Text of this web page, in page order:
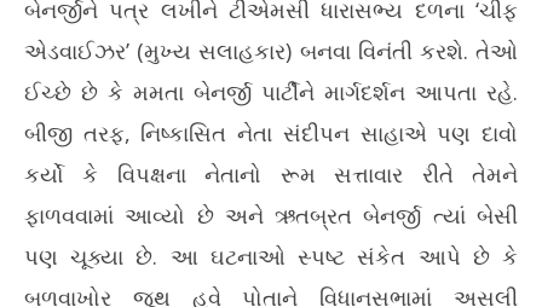
બેનર્જીને પત્ર લખીને ટીએમસી ધારાસભ્ય દળના ‘ચીફ
એડવાઈઝર’ (મુખ્ય સલાહકાર) બનવા વિનંતી કરશે. તેઓ
ઈચ્છે છે કે મમતા બેનર્જી પાર્ટીને માર્ગદર્શન આપતા રહે.
બીજી તરફ, નિષ્કાસિત નેતા સંદીપન સાહાએ પણ દાવો
કર્યો કે વિપક્ષના નેતાનો રૂમ સત્તાવાર રીતે તેમને
ફાળવવામાં આવ્યો છે અને ઋતબ્રત બેનર્જી ત્યાં બેસી
પણ ચૂક્યા છે. આ ઘટનાઓ સ્પષ્ટ સંકેત આપે છે કે
બળવાખોર જૂથ હવે પોતાને વિધાનસભામાં અસલી